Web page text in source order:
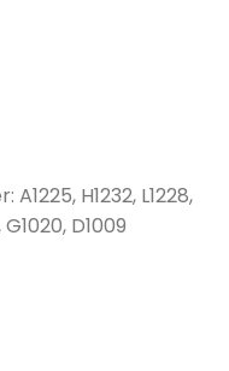
H1232, L1228,
G1020, D1009